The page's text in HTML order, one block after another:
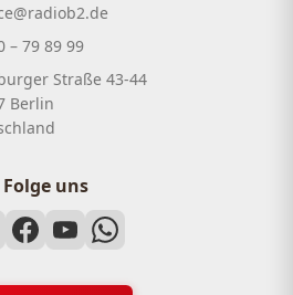
– 79 89 99
Straße 43-44
Berlin
Folge uns